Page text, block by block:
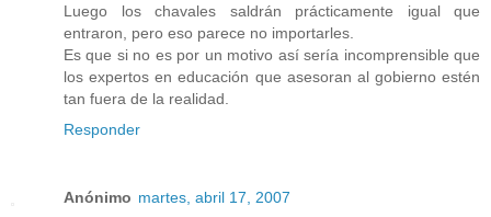
Luego los chavales saldrán prácticamente igual que
entraron, pero eso parece no importarles.
Es que si no es por un motivo así sería incomprensible que
los expertos en educación que asesoran al gobierno estén
tan fuera de la realidad.
Responder
Anónimo martes, abril 17, 2007